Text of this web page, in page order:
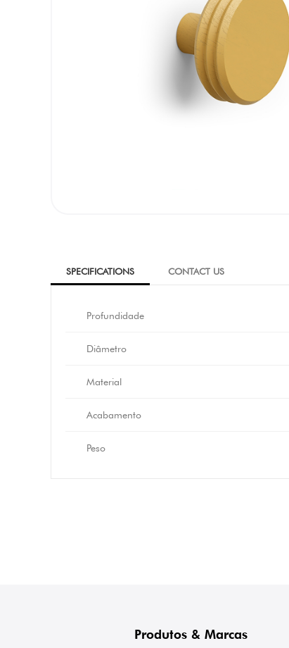
SPECIFICATIONS CONTACT US
Profundidade
Diâmetro
Material
Acabamento
Peso
Produtos & Marcas